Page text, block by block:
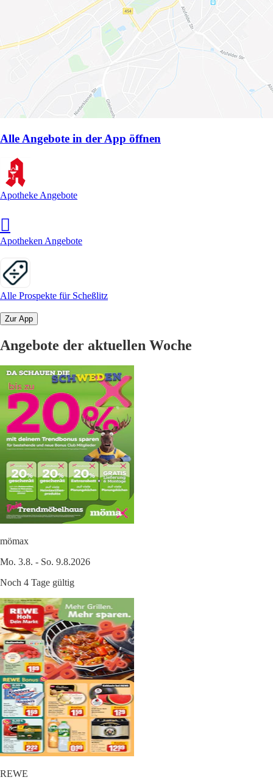
Alle Angebote in der App öffnen
Apotheke Angebote
Apotheken Angebote
Alle Prospekte für Scheßlitz
Zur App
Angebote der aktuellen Woche
mömax
Mo. 3.8. - So. 9.8.2026
Noch 4 Tage gültig
REWE